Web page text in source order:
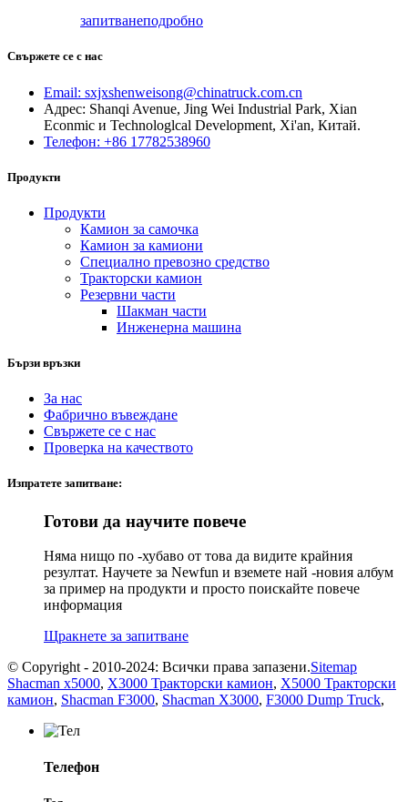
запитванеподробно
Свържете се с нас
Email: sxjxshenweisong@chinatruck.com.cn
Адрес: Shanqi Avenue, Jing Wei Industrial Park, Xian
Econmic и Technologlcal Development, Xi'an, Китай.
Телефон: +86 17782538960
Продукти
Продукти
Камион за самочка
Камион за камиони
Специално превозно средство
Тракторски камион
Резервни части
Шакман части
Инженерна машина
Бързи връзки
За нас
Фабрично въвеждане
Свържете се с нас
Проверка на качеството
Изпратете запитване:
Готови да научите повече
Няма нищо по -хубаво от това да видите крайния
резултат. Научете за Newfun и вземете най -новия албум
за пример на продукти и просто поискайте повече
информация
Щракнете за запитване
© Copyright - 2010-2024: Всички права запазени.Sitemap
Shacman x5000, X3000 Тракторски камион, X5000 Тракторски
камион, Shacman F3000, Shacman X3000, F3000 Dump Truck,
Телефон